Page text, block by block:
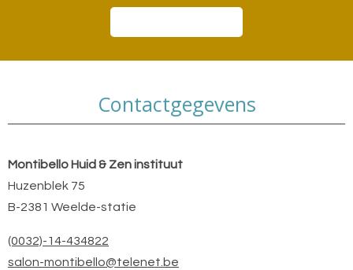
Contactgegevens
Montibello Huid & Zen instituut
Huzenblek 75
B-2381 Weelde-statie
(0032)-14-434822
salon-montibello@telenet.be